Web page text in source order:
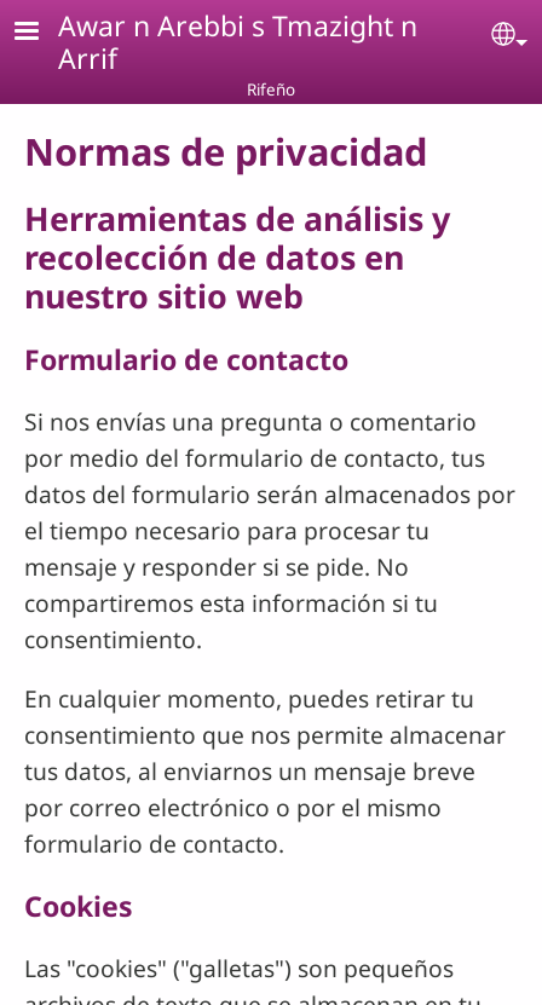
Pasar al contenido principal
Awar n Arebbi s Tmazight n
Arrif
Rifeño
Normas de privacidad
Herramientas de análisis y
recolección de datos en
nuestro sitio web
Formulario de contacto
Si nos envías una pregunta o comentario
por medio del formulario de contacto, tus
datos del formulario serán almacenados por
el tiempo necesario para procesar tu
mensaje y responder si se pide. No
compartiremos esta información si tu
consentimiento.
En cualquier momento, puedes retirar tu
consentimiento que nos permite almacenar
tus datos, al enviarnos un mensaje breve
por correo electrónico o por el mismo
formulario de contacto.
Cookies
Las "cookies" ("galletas") son pequeños